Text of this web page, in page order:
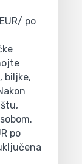
po
biljke,
po